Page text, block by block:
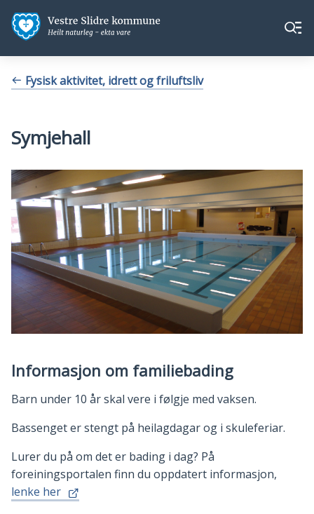
Vestre
Slidre
kommune
Vestre
Slidre
kommune
Meny
Du Fysisk aktivitet, idrett og friluftsliv
Symjehall
Informasjon om familiebading
Barn under 10 år skal vere i følgje med vaksen.
Bassenget er stengt på heilagdagar og i skuleferiar.
Lurer du på om det er bading i dag? På
foreiningsportalen finn du oppdatert informasjon,
lenke her